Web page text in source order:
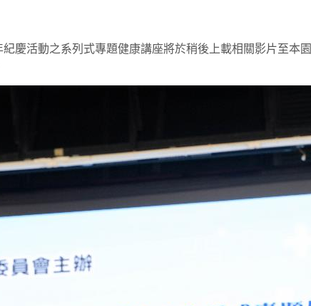
慶活動之系列式專題健康講座將於稍後上載相關影片至本